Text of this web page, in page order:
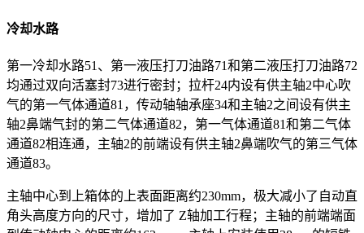
冷却水路
第一冷却水路51、第一液压打刀油路71和第二液压打刀油路72
均通过双向活塞封73进行密封；拉杆24内设有供主轴2中心吹
气的第一气体通道81，传动轴轴承座34和主轴2之间设有供主
轴2鼻端气封的第二气体通道82，第一气体通道81和第二气体
通道82相连通，主轴2的前端设有供主轴2鼻端吹气的第三气体
通道83。
主轴中心到上箱体的上表面距离约230mm，极大减小了自动直
角头高度方向的尺寸，增加了 Z轴加工行程；主轴的前端端面